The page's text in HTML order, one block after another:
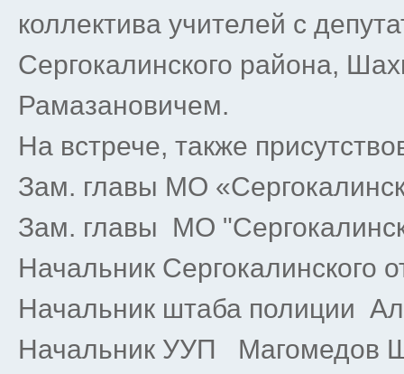
коллектива учителей с
Сергокалинского района,
Рамазановичем.
На встрече, также
Зам. главы МО
Зам. главы МО
Начальник Сергокалинского
Начальник штаба полиции
Начальник УУП Магомедов